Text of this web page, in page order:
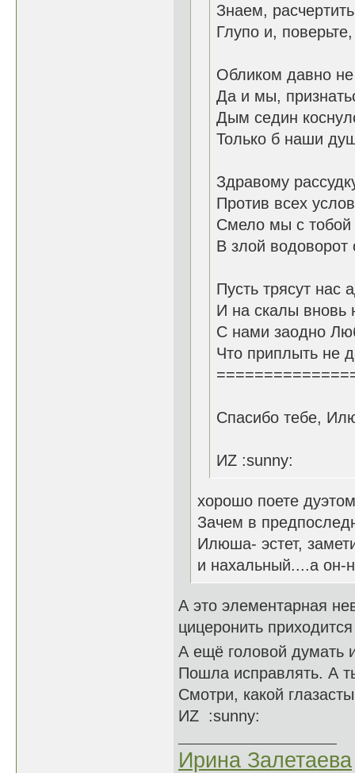
Знаем,
Глупо и,
Обликом давно
Да и мы,
Дым седин
Только б наши
Здравому
Против всех
Смело мы с
В злой водоворот
Пусть трясут нас
И на скалы вновь
С нами заодно
Что приплыть не
Спасибо тебе,
ИZ :sunny:
хорошо поете
Зачем в
Илюша- эстет,
и нахальный....а он-
А это элементарная
цицеронить
А ещё головой думать
Пошла исправлять. А
Смотри, какой
ИZ :sunny:
Ирина Залетаева